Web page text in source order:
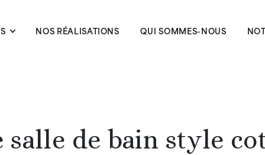
NOS RÉALISATIONS QUI SOMMES-NOUS
salle de bain style